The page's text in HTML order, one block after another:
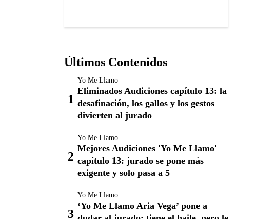
Últimos Contenidos
Yo Me Llamo
Eliminados Audiciones capítulo 13: la
desafinación, los gallos y los gestos
divierten al jurado
Yo Me Llamo
Mejores Audiciones 'Yo Me Llamo'
capítulo 13: jurado se pone más
exigente y solo pasa a 5
Yo Me Llamo
‘Yo Me Llamo Aria Vega’ pone a